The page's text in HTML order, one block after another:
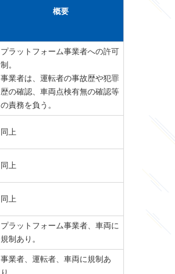
概要
プラットフォーム事業者への許可
制。
事業者は、運転者の事故歴や犯罪
歴の確認、車両点検有無の確認等
の責務を負う。
同上
同上
同上
プラットフォーム事業者、車両に
規制あり。
事業者、運転者、車両に規制あ